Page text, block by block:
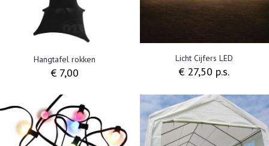
Hangtafel rokken
€7,00
Licht Cijfers LED
€ 27,50 p.s.